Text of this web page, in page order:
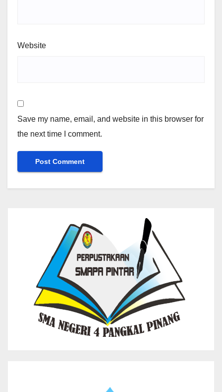
Website
Save my name, email, and website in this browser for
the next time I comment.